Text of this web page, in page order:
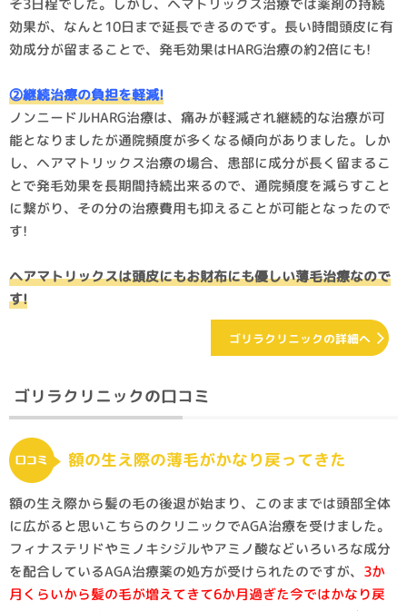
そ3日程でした。しかし、ヘマトリックス治療では薬剤の持続
効果が、なんと10日まで延長できるのです。長い時間頭皮に有
効成分が留まることで、発毛効果はHARG治療の約2倍にも!
②継続治療の負担を軽減!
ノンニードルHARG治療は、痛みが軽減され継続的な治療が可
能となりましたが通院頻度が多くなる傾向がありました。しか
し、ヘアマトリックス治療の場合、患部に成分が長く留まるこ
とで発毛効果を長期間持続出来るので、通院頻度を減らすこと
に繋がり、その分の治療費用も抑えることが可能となったので
す!
ヘアマトリックスは頭皮にもお財布にも優しい薄毛治療なので
す!
ゴリラクリニックの詳細へ
ゴリラクリニックの口コミ
額の生え際の薄毛がかなり戻ってきた
額の生え際から髪の毛の後退が始まり、このままでは頭部全体
に広がると思いこちらのクリニックでAGA治療を受けました。
フィナステリドやミノキシジルやアミノ酸などいろいろな成分
を配合しているAGA治療薬の処方が受けられたのですが、 3か
月くらいから髪の毛が増えてきて6か月過ぎた今ではかなり戻